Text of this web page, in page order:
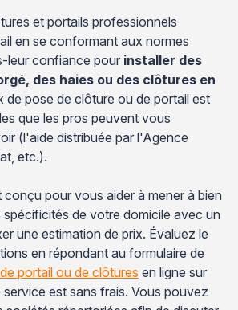
et portails professionnels
en se conformant aux normes
leur confiance pour installer des
des haies ou des clôtures en
de pose de clôture ou de portail est
que les pros peuvent vous
(l'aide distribuée par l'Agence
etc.).
pour vous aider à mener à bien
de votre domicile avec un
une estimation de prix. Évaluez le
en répondant au formulaire de
portail ou de clôtures en ligne sur
est sans frais. Vous pouvez